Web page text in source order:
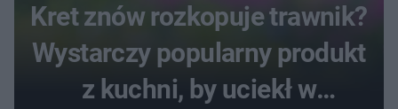
Kret znów rozkopuje trawnik?
Wystarczy popularny produkt
z kuchni, by uciekł w